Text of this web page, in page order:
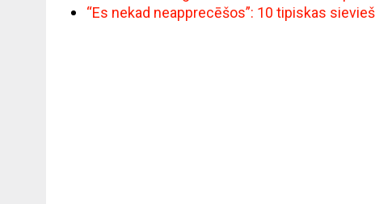
“Es nekad neapprecēšos”: 10 tipiskas